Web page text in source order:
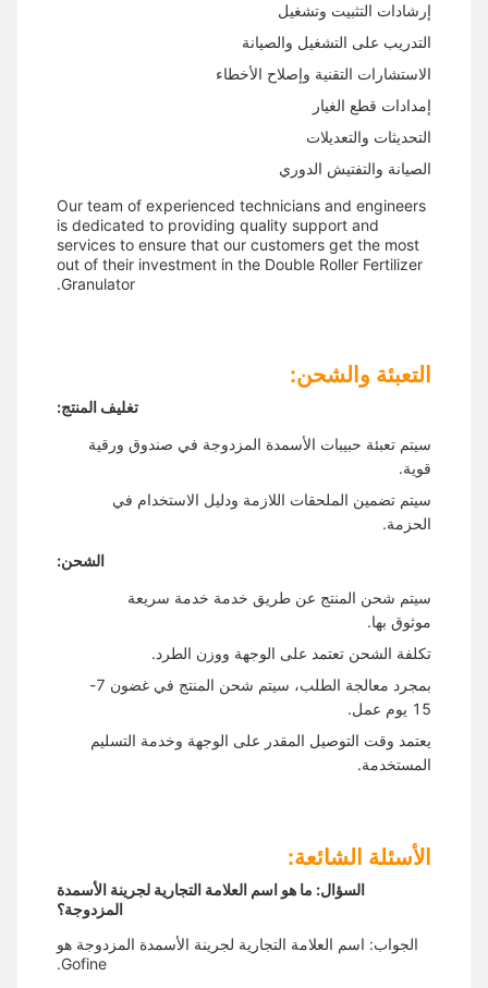
إرشادات التثبيت وتشغيل
التدريب على التشغيل والصيانة
الاستشارات التقنية وإصلاح الأخطاء
إمدادات قطع الغيار
التحديثات والتعديلات
الصيانة والتفتيش الدوري
Our team of experienced technicians and engineers
is dedicated to providing quality support and
services to ensure that our customers get the most
out of their investment in the Double Roller Fertilizer
Granulator.
التعبئة والشحن:
تغليف المنتج:
سيتم تعبئة حبيبات الأسمدة المزدوجة في صندوق ورقية
سيتم تضمين الملحقات اللازمة ودليل الاستخدام في
الحزمة.
الشحن:
سيتم شحن المنتج عن طريق خدمة خدمة سريعة
موثوق بها.
تكلفة الشحن تعتمد على الوجهة ووزن الطرد.
بمجرد معالجة الطلب، سيتم شحن المنتج في غضون 7-
يعتمد وقت التوصيل المقدر على الوجهة وخدمة التسليم
المستخدمة.
الأسئلة الشائعة:
السؤال: ما هو اسم العلامة التجارية لجرينة الأسمدة
المزدوجة؟
الجواب: اسم العلامة التجارية لجرينة الأسمدة المزدوجة هو
Gofine.